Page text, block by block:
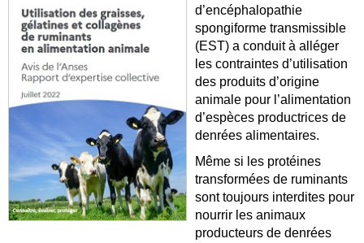
d’encéphalopathie
spongiforme transmissible
(EST) a conduit à alléger
les contraintes d’utilisation
des produits d’origine
animale pour l’alimentation
d’espèces productrices de
denrées alimentaires.
Même si les protéines
transformées de ruminants
sont toujours interdites pour
nourrir les animaux
producteurs de denrées